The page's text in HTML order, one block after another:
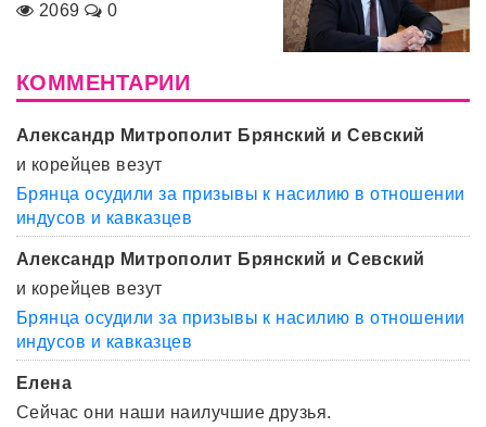
2069
0
КОММЕНТАРИИ
Александр Митрополит Брянский и Севский
и корейцев везут
Брянца осудили за призывы к насилию в отношении
индусов и кавказцев
Александр Митрополит Брянский и Севский
и корейцев везут
Брянца осудили за призывы к насилию в отношении
индусов и кавказцев
Елена
Сейчас они наши наилучшие друзья.